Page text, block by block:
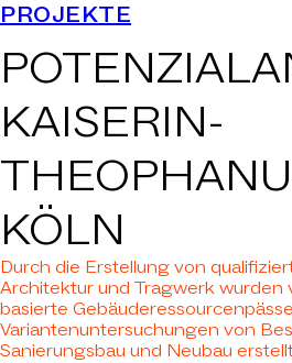
PROJEKTE
KAISERIN-
KÖLN
Durch die Erstellung von
Architektur und Tragwerk wurden
basierte
Variantenuntersuchungen von
Sanierungsbau und Neubau